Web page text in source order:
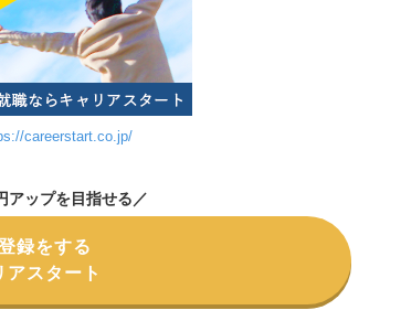
careerstart.co.jp/
アップを目指せる／
録をする
アスタート